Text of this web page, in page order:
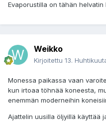
Evaporustilla on tähän helvatin
Weikko
Kirjoitettu 13.
Monessa paikassa vaan
kun irtoaa töhnää koneesta,
enemmän moderneihin
Ajattelin uusilla öljyillä käyttää